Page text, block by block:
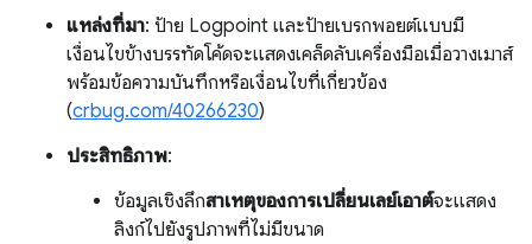
แหล่งที่มา: ป้าย Logpoint และป้ายเบรกพอยต์แบบมี
เงื่อนไขข้างบรรทัดโค้ดจะแสดงเคล็ดลับเครื่องมือเมื่อวางเมาส์
พร้อมข้อความบันทึกหรือเงื่อนไขที่เกี่ยวข้อง
(crbug.com/40266230)
ประสิทธิภาพ:
ข้อมูลเชิงลึกสาเหตุของการเปลี่ยนเลย์เอาต์จะแสดง
ลิงก์ไปยังรูปภาพที่ไม่มีขนาด